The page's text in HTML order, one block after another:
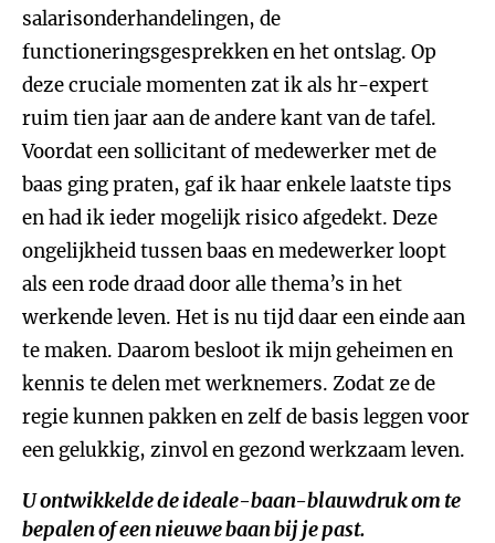
salarisonderhandelingen, de
functioneringsgesprekken en het ontslag. Op
deze cruciale momenten zat ik als hr-expert
ruim tien jaar aan de andere kant van de tafel.
Voordat een sollicitant of medewerker met de
baas ging praten, gaf ik haar enkele laatste tips
en had ik ieder mogelijk risico afgedekt. Deze
ongelijkheid tussen baas en medewerker loopt
als een rode draad door alle thema’s in het
werkende leven. Het is nu tijd daar een einde aan
te maken. Daarom besloot ik mijn geheimen en
kennis te delen met werknemers. Zodat ze de
regie kunnen pakken en zelf de basis leggen voor
een gelukkig, zinvol en gezond werkzaam leven.
U ontwikkelde de ideale-baan-blauwdruk om te
bepalen of een nieuwe baan bij je past.